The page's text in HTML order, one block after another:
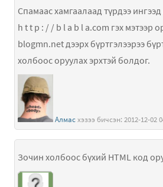
Спамаас хамгаалаад түрдээ
h t t p : / / b l a b l a.com гэх мэтээр
blogmn.net дээрх бүртгэлээрээ
холбоос оруулах эрхтэй болдог.
Алмас
Зочин холбоос бүхий HTML код